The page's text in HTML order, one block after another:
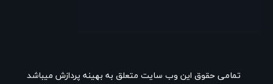
تمامی حقوق این وب سایت متعلق به بهینه پردازش میباشد